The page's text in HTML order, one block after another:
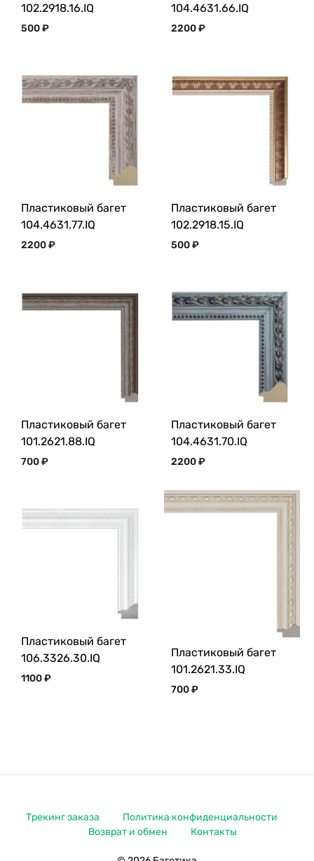
102.2918.16.IQ
500₽
104.4631.66.IQ
2200₽
Пластиковый багет
104.4631.77.IQ
2200₽
Пластиковый багет
102.2918.15.IQ
500₽
Пластиковый багет
101.2621.88.IQ
700₽
Пластиковый багет
104.4631.70.IQ
2200₽
Пластиковый багет
106.3326.30.IQ
1100₽
Пластиковый багет
101.2621.33.IQ
700₽
Трекинг заказа
Политика конфиденциальности
Возврат и обмен
Контакты